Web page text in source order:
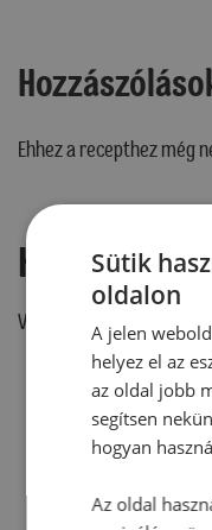
Ehhez a recepthez még
Vélemény írásához,
Sütik
oldalon
A jelen
helyez el az
az oldal jobb
segítsen
hogyan
Az oldal